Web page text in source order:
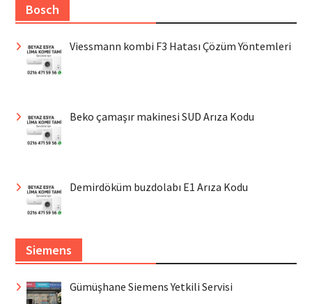
Bosch
Viessmann kombi F3 Hatası Çözüm Yöntemleri
Beko çamaşır makinesi SUD Arıza Kodu
Demirdöküm buzdolabı E1 Arıza Kodu
Siemens
Gümüşhane Siemens Yetkili Servisi